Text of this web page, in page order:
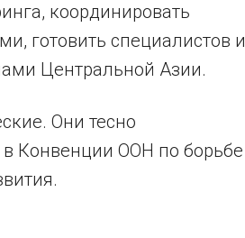
координировать
готовить специалистов и
Центральной Азии.
Они тесно
Конвенции ООН по борьбе